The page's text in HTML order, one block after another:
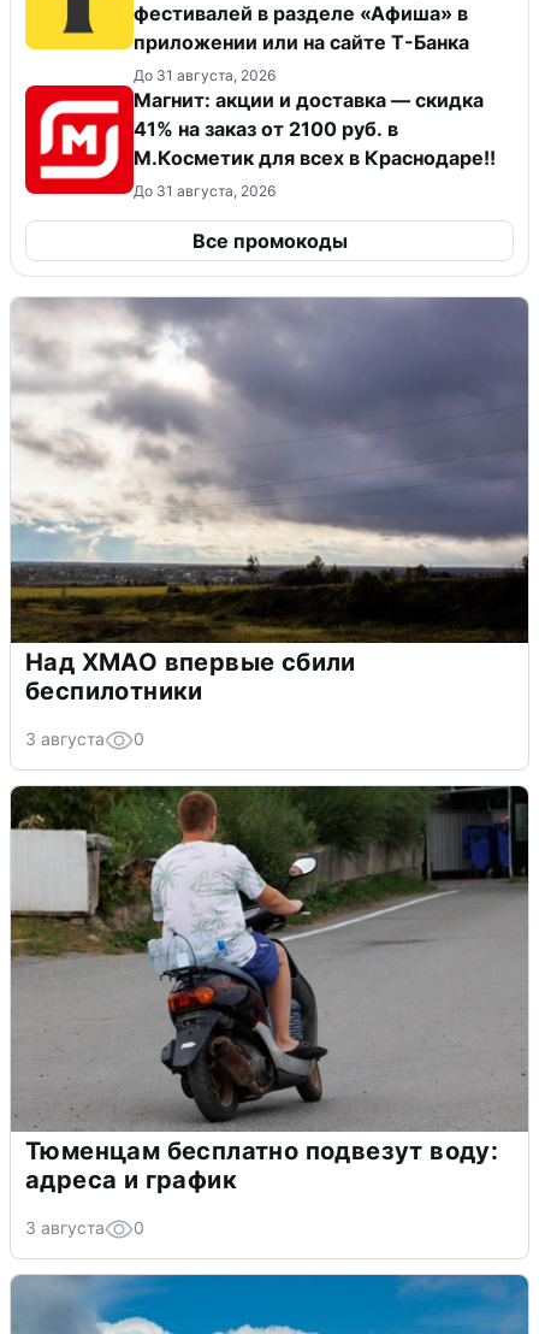
фестивалей в разделе «Афиша» в
приложении или на сайте Т-Банка
До 31 августа, 2026
Магнит: акции и доставка — скидка
41% на заказ от 2100 руб. в
М.Косметик для всех в Краснодаре!!
До 31 августа, 2026
Все промокоды
Над ХМАО впервые сбили
беспилотники
3 августа 0
Тюменцам бесплатно подвезут воду:
адреса и график
3 августа 0